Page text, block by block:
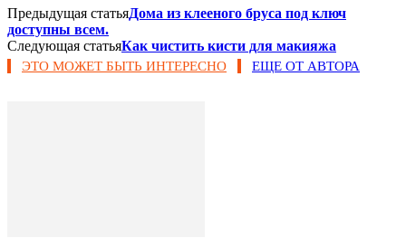
Предыдущая статьяДома из клееного бруса под ключ
доступны всем.
Следующая статьяКак чистить кисти для макияжа
ЭТО МОЖЕТ БЫТЬ ИНТЕРЕСНО ЕЩЕ ОТ АВТОРА